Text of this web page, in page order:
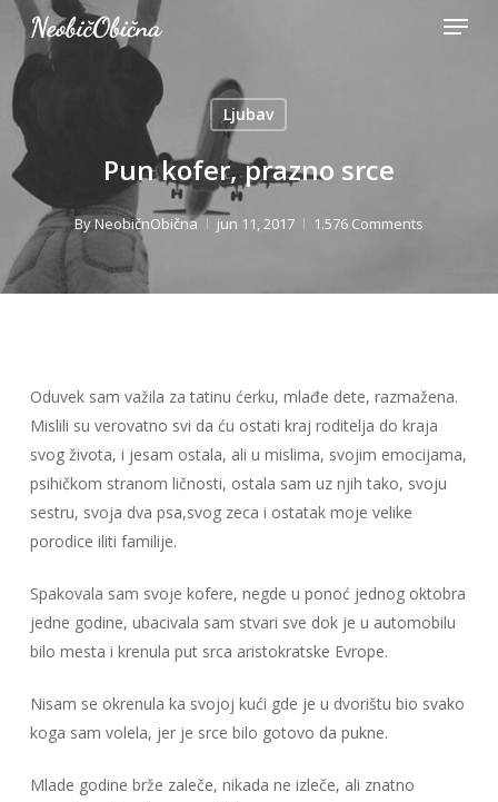
Skip
main
content
Menu
Ljubav
Pun kofer, prazno srce
ByNeobičnObična jun 11, 2017 1.576 Comments
Oduvek sam važila za tatinu ćerku, mlađe dete, razmažena.
Mislili su verovatno svi da ću ostati kraj roditelja do kraja
svog života, i jesam ostala, ali u mislima, svojim emocijama,
psihičkom stranom ličnosti, ostala sam uz njih tako, svoju
sestru, svoja dva psa,svog zeca i ostatak moje velike
porodice iliti familije.
Spakovala sam svoje kofere, negde u ponoć jednog oktobra
jedne godine, ubacivala sam stvari sve dok je u automobilu
bilo mesta i krenula put srca aristokratske Evrope.
Nisam se okrenula ka svojoj kući gde je u dvorištu bio svako
koga sam volela, jer je srce bilo gotovo da pukne.
Mlade godine brže zaleče, nikada ne izleče, ali znatno